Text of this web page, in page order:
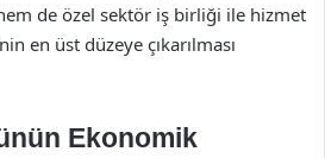
de özel sektör iş birliği ile hizmet
en üst düzeye çıkarılması
Ekonomik